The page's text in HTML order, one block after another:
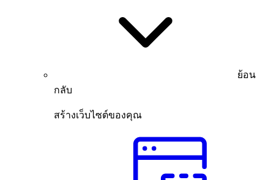
ย้อน
กลับ
สร้างเว็บไซต์ของคุณ